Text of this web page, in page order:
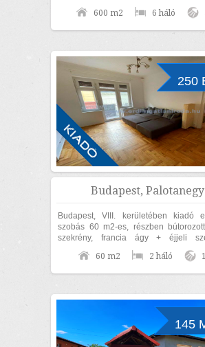
SZÁMOS EXTRÁVAL és
BÚTORZATTAL és beépített...
600 m2 6 háló
250
Budapest,
Budapest, VIII. kerületében kiadó
szobás 60 m2-es, részben bútorozott lakás. (két
szekrény, francia ágy + éjjeli
garnitúra, étkező garnitúra). Az ingatlan...
60 m2 2 háló
145